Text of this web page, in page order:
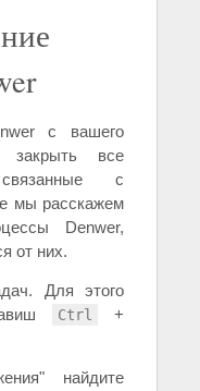
с вашего
закрыть все
с
мы расскажем
Denwer,
от них.
Для этого
Ctrl +
найдите